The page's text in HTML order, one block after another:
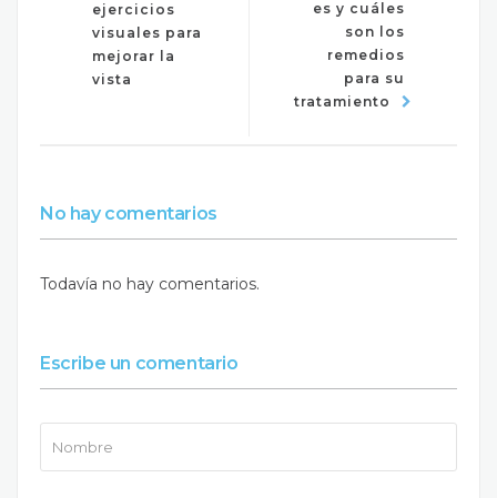
ejercicios
visuales para
mejorar la
vista
es y cuáles
son los
remedios
para su
tratamiento
No hay comentarios
Todavía no hay comentarios.
Escribe un comentario